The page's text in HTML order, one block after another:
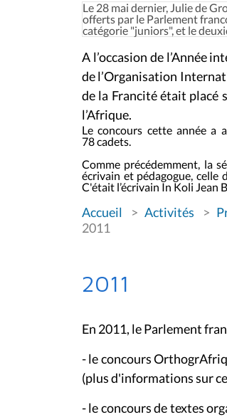
Le 28 mai dernier, Julie de
offerts par le Parlement
catégorie "juniors", et le
A l’occasion de l’Année
de l’Organisation
de la Francité était placé
l’Afrique.
Le concours cette année
78 cadets.
Comme précédemment, la
écrivain et pédagogue, celle
C'était l’écrivain In Koli Jean
o
u
s
s
i
Accueil Activités
2011
2011
En 2011, le Parlement
- le concours
(plus d'informations sur
- le concours de textes